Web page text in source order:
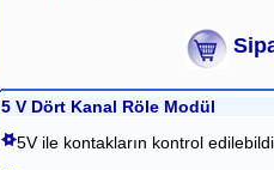
5 V Dört Kanal Röle Modül
5V ile kontakların kontrol